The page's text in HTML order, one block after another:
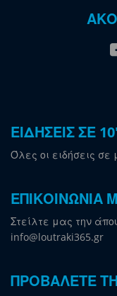
ΕΙΔΗΣΕΙΣ ΣΕ
Όλες οι ειδήσεις σε
ΕΠΙΚΟΙΝΩΝΙΑ
Στείλτε μας την
info@loutraki365.gr
ΠΡΟΒΑΛΕΤΕ